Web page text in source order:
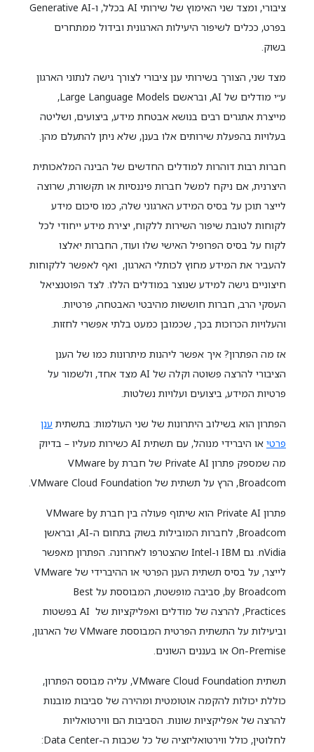
ציבורי, ומצד שני האימוץ של שירותי AI בכלל, ו-Generative AI
בפרט, ככלים לשיפור היעילות הארגונית ובידול ממתחרים
בשוק.
מצד שני, הצורך בשירותי ענן ציבורי לצורך גישה לנתוני הארגון
ע״י מודלים של AI, ובראשם Large Language Models,
מייצרת אתגרים רבים בנושא אבטחת מידע, ביצועים, ושליטה
בעלויות בהפעלת שירותים אלו בענן, שלא ניתן להתעלם מהן.
חברות רבות דוהרות למודלים החדשים של הבינה המלאכותית
היצרנית, אם ניקח למשל חברות פיננסיות או תקשורת, שרוצה
לייצר תוכן על בסיס המידע הארגוני שלה, כמו סיכום מידע
לקוחות לטובת שיפור השירות ללקוח, יצירת מידע ייחודי לכל
לקוח על בסיס הפרופיל האישי שלו ועוד, החברות יאלצו
להעביר את המידע מחוץ לכותלי הארגון, ואף לאפשר ללקוחות
חיצוניים גישה למידע שנוצר במודלים הללו. לצד הפוטנציאל
העסקי הרב, חברות חוששות מהיבטי האבטחה, פרטיות.
והעלויות הכרוכות בכך, שכמובן כמעט בלתי אפשרי לחזות.
אז מה הפתרון? איך אפשר ליהנות מיתרונות כמו של הענן
הציבורי להרצה פשוטה וקלה של AI מצד אחד, ולשמור על
פרטיות המידע, ביצועים ועלויות נשלטות.
הפתרון הוא בשילוב היתרונות של שני העולמות: בתשתית ענן
פרטי
או היברידי מנוהל, עם תשתית AI כשירות מעליו – בדיוק
מה שמספק פתרון Private AI של חברת VMware by
Broadcom, הרץ על תשתית של VMware Cloud Foundation.
פתרון Private AI הוא שיתוף פעולה בין חברת VMware by
Broadcom, לחברות המובילות בשוק בתחום ה-AI, ובראשן
nVidia. גם IBM ו-Intel שהצטרפו לאחרונה. הפתרון מאפשר
לייצר, על בסיס תשתית הענן הפרטי או ההיברידי של VMware
by Broadcom, סביבה מופשטת, המבוססת על Best
Practices, להרצה של מודלים ואפליקציות של AI בפשטות
וביעילות על התשתית הפרטית המבוססת VMware של הארגון,
On-Premise או בעננים השונים.
תשתית VMware Cloud Foundation, עליה מבוסס הפתרון,
כוללת יכולות להקמה אוטומטית ומהירה של סביבות מובנות
להרצה של אפליקציות שונות. הסביבות הם ווירטואליות
לחלוטין, כולל ווירטואליזציה של כל שכבות ה-Data Center: